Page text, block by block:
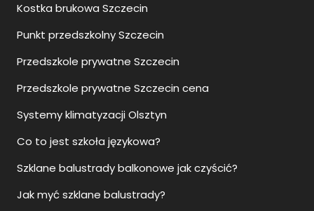
Kostka brukowa Szczecin
Punkt przedszkolny Szczecin
Przedszkole prywatne Szczecin
Przedszkole prywatne Szczecin cena
Systemy klimatyzacji Olsztyn
Co to jest szkoła językowa?
Szklane balustrady balkonowe jak czyścić?
Jak myć szklane balustrady?